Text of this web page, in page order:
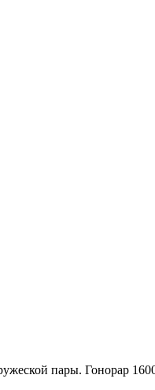
пары. Гонорар